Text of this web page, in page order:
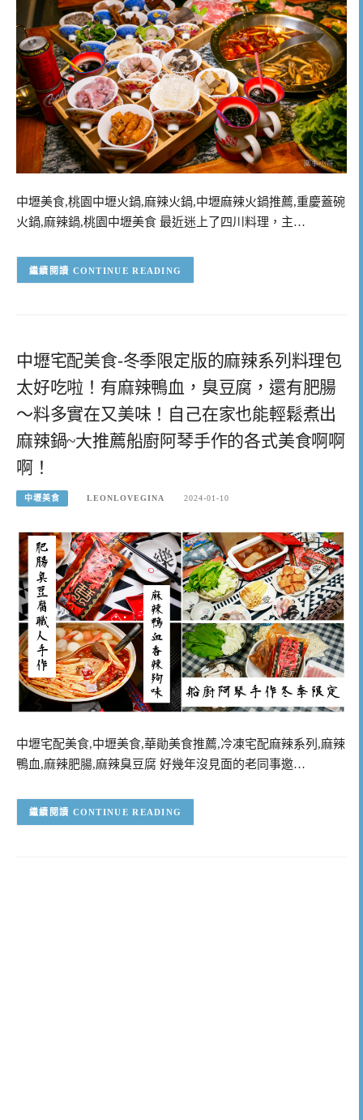
中壢美食,桃園中壢火鍋,麻辣火鍋,中壢麻辣火鍋推薦,重慶蓋碗
火鍋,麻辣鍋,桃園中壢美食 最近迷上了四川料理，主…
CONTINUE READING
中壢宅配美食-冬季限定版的麻辣系列料理包
太好吃啦！有麻辣鴨血，臭豆腐，還有肥腸
～料多實在又美味！自己在家也能輕鬆煮出
麻辣鍋~大推薦船廚阿琴手作的各式美食啊啊
啊！
中壢美食 LEONLOVEGINA 2024-01-10
中壢宅配美食,中壢美食,華勛美食推薦,冷凍宅配麻辣系列,麻辣
鴨血,麻辣肥腸,麻辣臭豆腐 好幾年沒見面的老同事邀…
CONTINUE READING